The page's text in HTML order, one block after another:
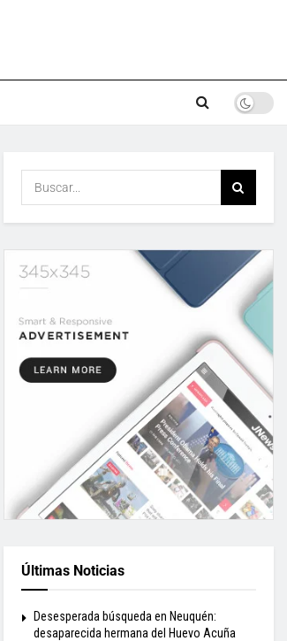
Últimas Noticias
Desesperada búsqueda en Neuquén:
desaparecida hermana del Huevo Acuña